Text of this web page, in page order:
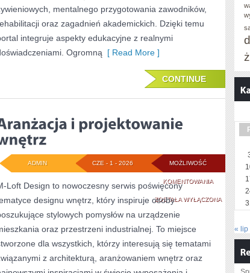
mentalnego przygotowania zawodników,
oraz zagadnień akademickich. Dzięki temu
integruje aspekty edukacyjne z realnymi
Ogromną [ Read More ]
CONTINUE
MOŻLIWOŚĆ
KOMENTOWANIAARANŻACJA
I
WNĘTRZ
ZOSTAŁA WYŁĄCZONA
CZE - 1 - 2026
ADMIN
Loft Design to nowoczesny serwis poświęcony
designu wnętrz, który inspiruje osoby
stylowych pomysłów na urządzenie
oraz przestrzeni industrialnej. To miejsce
dla wszystkich, którzy interesują się tematami
z architekturą, aranżowaniem wnętrz oraz
« lip